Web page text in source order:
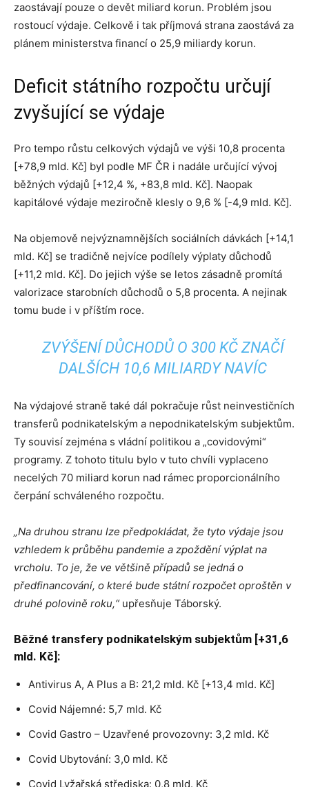
zaostávají pouze o devět miliard korun. Problém jsou
rostoucí výdaje. Celkově i tak příjmová strana zaostává za
plánem ministerstva financí o 25,9 miliardy korun.
Deficit státního rozpočtu určují
zvyšující se výdaje
Pro tempo růstu celkových výdajů ve výši 10,8 procenta
[+78,9 mld. Kč] byl podle MF ČR i nadále určující vývoj
běžných výdajů [+12,4 %, +83,8 mld. Kč]. Naopak
kapitálové výdaje meziročně klesly o 9,6 % [-4,9 mld. Kč].
Na objemově nejvýznamnějších sociálních dávkách [+14,1
mld. Kč] se tradičně nejvíce podílely výplaty důchodů
[+11,2 mld. Kč]. Do jejich výše se letos zásadně promítá
valorizace starobních důchodů o 5,8 procenta. A nejinak
tomu bude i v příštím roce.
ZVÝŠENÍ DŮCHODŮ O 300 KČ ZNAČÍ
DALŠÍCH 10,6 MILIARDY NAVÍC
Na výdajové straně také dál pokračuje růst neinvestičních
transferů podnikatelským a nepodnikatelským subjektům.
Ty souvisí zejména s vládní politikou a „covidovými“
programy. Z tohoto titulu bylo v tuto chvíli vyplaceno
necelých 70 miliard korun nad rámec proporcionálního
čerpání schváleného rozpočtu.
„Na druhou stranu lze předpokládat, že tyto výdaje jsou
vzhledem k průběhu pandemie a zpoždění výplat na
vrcholu. To je, že ve většině případů se jedná o
předfinancování, o které bude státní rozpočet oproštěn v
druhé polovině roku,“upřesňuje Táborský.
Běžné transfery podnikatelským subjektům [+31,6
mld. Kč]:
Antivirus A, A Plus a B: 21,2 mld. Kč [+13,4 mld. Kč]
Covid Nájemné: 5,7 mld. Kč
Covid Gastro – Uzavřené provozovny: 3,2 mld. Kč
Covid Ubytování: 3,0 mld. Kč
Covid Lyžařská střediska: 0,8 mld. Kč